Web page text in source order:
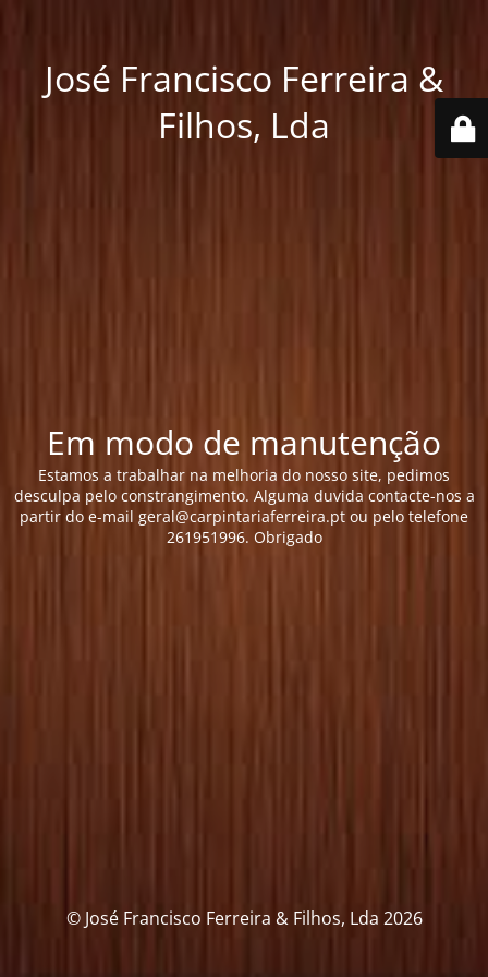
José Francisco Ferreira &
Filhos, Lda
Em modo de manutenção
Estamos a trabalhar na melhoria do nosso site, pedimos
desculpa pelo constrangimento. Alguma duvida contacte-nos a
partir do e-mail geral@carpintariaferreira.pt ou pelo telefone
261951996. Obrigado
© José Francisco Ferreira & Filhos, Lda 2026